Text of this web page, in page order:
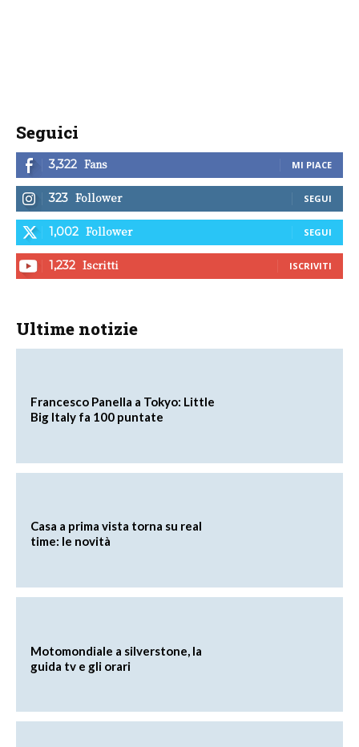
Seguici
3,322 Fans MI PIACE
323 Follower SEGUI
1,002 Follower SEGUI
1,232 Iscritti ISCRIVITI
Ultime notizie
Francesco Panella a Tokyo: Little
Big Italy fa 100 puntate
Casa a prima vista torna su real
time: le novità
Motomondiale a silverstone, la
guida tv e gli orari